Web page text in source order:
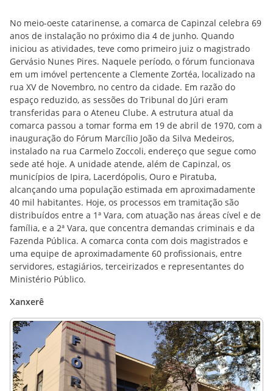
No meio-oeste catarinense, a comarca de Capinzal celebra 69
anos de instalação no próximo dia 4 de junho. Quando
iniciou as atividades, teve como primeiro juiz o magistrado
Gervásio Nunes Pires. Naquele período, o fórum funcionava
em um imóvel pertencente a Clemente Zortéa, localizado na
rua XV de Novembro, no centro da cidade. Em razão do
espaço reduzido, as sessões do Tribunal do Júri eram
transferidas para o Ateneu Clube. A estrutura atual da
comarca passou a tomar forma em 19 de abril de 1970, com a
inauguração do Fórum Marcílio João da Silva Medeiros,
instalado na rua Carmelo Zoccoli, endereço que segue como
sede até hoje. A unidade atende, além de Capinzal, os
municípios de Ipira, Lacerdópolis, Ouro e Piratuba,
alcançando uma população estimada em aproximadamente
40 mil habitantes. Hoje, os processos em tramitação são
distribuídos entre a 1ª Vara, com atuação nas áreas cível e de
família, e a 2ª Vara, que concentra demandas criminais e da
Fazenda Pública. A comarca conta com dois magistrados e
uma equipe de aproximadamente 60 profissionais, entre
servidores, estagiários, terceirizados e representantes do
Ministério Público.
Xanxerê